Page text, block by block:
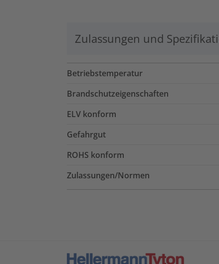
Zulassungen und
Betriebstemperatur
Brandschutzeigenschaften
ELV konform
Gefahrgut
ROHS konform
Zulassungen/Normen